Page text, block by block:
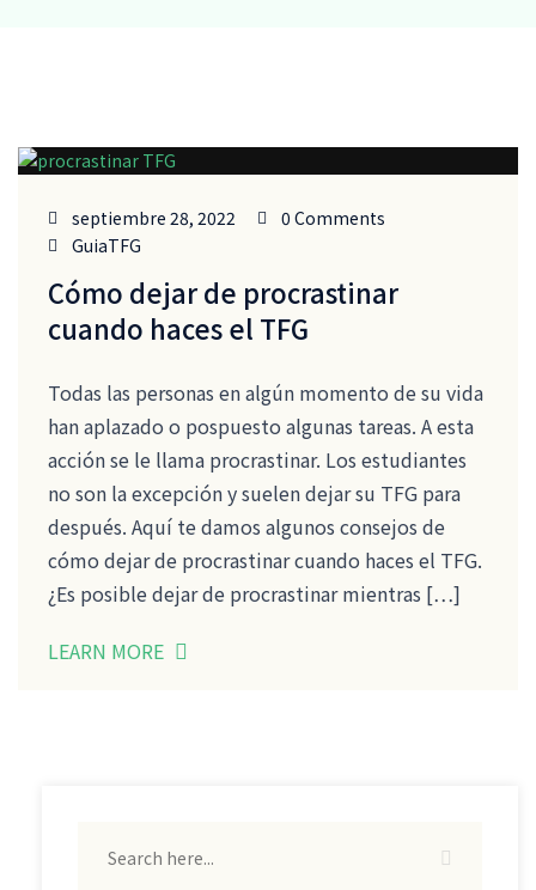
septiembre 28, 2022
0 Comments
GuiaTFG
Cómo dejar de procrastinar
cuando haces el TFG
Todas las personas en algún momento de su vida
han aplazado o pospuesto algunas tareas. A esta
acción se le llama procrastinar. Los estudiantes
no son la excepción y suelen dejar su TFG para
después. Aquí te damos algunos consejos de
cómo dejar de procrastinar cuando haces el TFG.
¿Es posible dejar de procrastinar mientras […]
LEARN MORE